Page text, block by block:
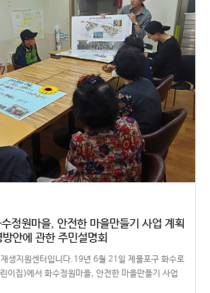
정원마을, 안전한 마을만들기 사업 계획
안에 관한 주민설명회
생지원센터입니다.19년 6월 21일 제물포구 화수로
이집)에서 화수정원마을, 안전한 마을만들기 사업